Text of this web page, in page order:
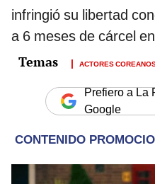
infringió su libertad
a 6 meses de cárcel
ACTORES
Prefiero a La
Google